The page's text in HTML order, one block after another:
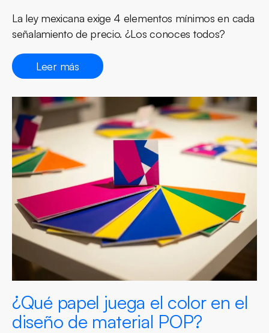
La ley mexicana exige 4 elementos mínimos en cada
señalamiento de precio. ¿Los conoces todos?
Leer más
¿Qué papel juega el color en el
diseño de material POP?